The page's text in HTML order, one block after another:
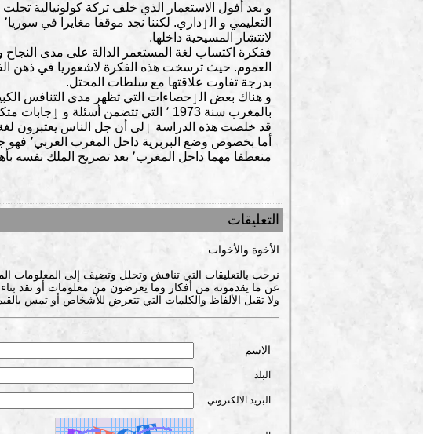
لانتشار المسيحية داخلها.
بدرجة تفاوت علاقتها مع سلطات المحتل.
و هناك بعض الٳحصاءات التي تظهر مدى التنافس
قد خلصت هذه الدراسة ٳلى أن جل الناس يعتبرون
منعطفا مهما داخل المغرب٬ بعد تصريح الملك نفسه بأهمية البربرية ٬سينتج عنه تغيير حقيقي بخصوص وضعها الذي انتهى بدسترتها سنة 2011.
التعليقات
الأخوة والأخوات
نرحب بالتعليقات التي تناقش وتحلل وتضيف إلى المعلومات
عن ما يقدمونه من أفكار وما يعرضون من معلومات أو نقد
ولا تقبل الألفاظ والكلمات التي تتعرض للأشخاص أو تمس بالقيم
الاسم
البلد
البريد الالكتروني